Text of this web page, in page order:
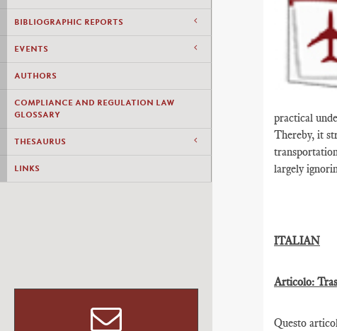
BIBLIOGRAPHIC REPORTS
EVENTS
AUTHORS
COMPLIANCE AND REGULATION LAW
GLOSSARY
THESAURUS
LINKS
practical
Thereby, it
largely
ITALIAN
Articolo:
Questo